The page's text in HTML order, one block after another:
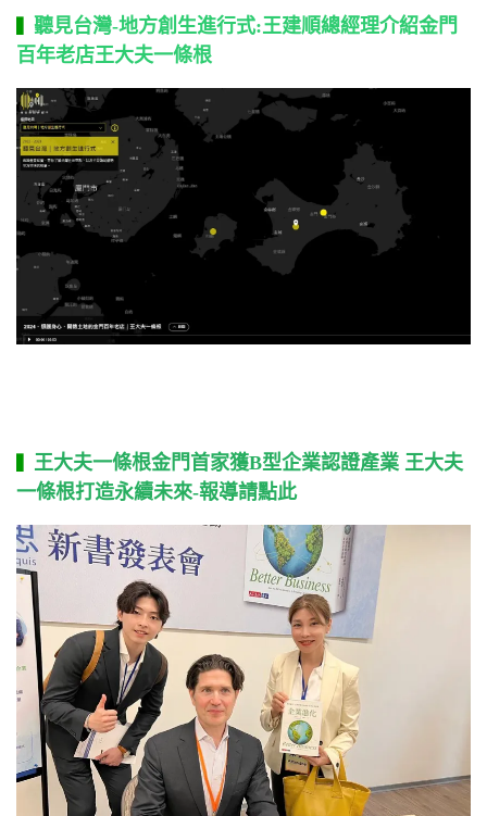
聽見台灣-地方創生進行式:王建順總經理介紹金門
百年老店王大夫一條根
王大夫一條根金門首家獲B型企業認證產業 王大夫
一條根打造永續未來-報導請點此